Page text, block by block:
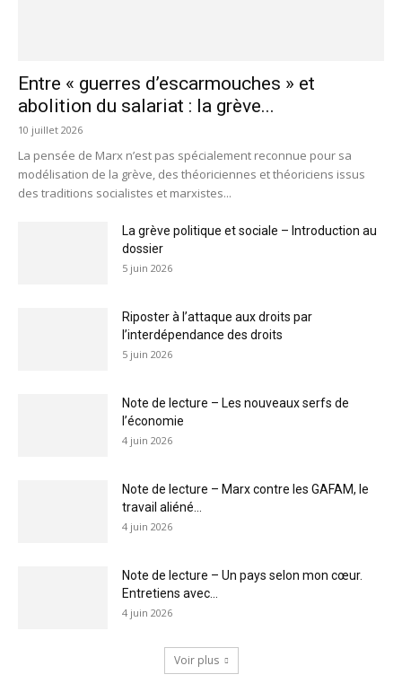
Entre « guerres d’escarmouches » et
abolition du salariat : la grève...
10 juillet 2026
La pensée de Marx n’est pas spécialement reconnue pour sa
modélisation de la grève, des théoriciennes et théoriciens issus
des traditions socialistes et marxistes...
La grève politique et sociale – Introduction au
dossier
5 juin 2026
Riposter à l’attaque aux droits par
l’interdépendance des droits
5 juin 2026
Note de lecture – Les nouveaux serfs de
l’économie
4 juin 2026
Note de lecture – Marx contre les GAFAM, le
travail aliéné...
4 juin 2026
Note de lecture – Un pays selon mon cœur.
Entretiens avec...
4 juin 2026
Voir plus